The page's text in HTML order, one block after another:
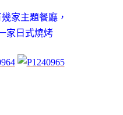
家主題餐廳，
家日式燒烤